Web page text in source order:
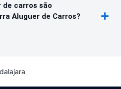
de carros são
Aluguer de Carros?